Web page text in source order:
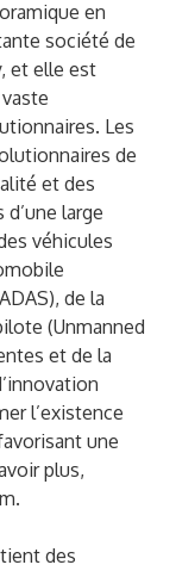
en
société de
et elle est
Les
de
et des
large
véhicules
de la
(Unmanned
et de la
l’existence
une
plus,
.
des